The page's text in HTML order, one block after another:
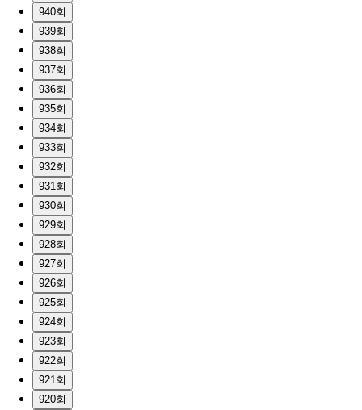
940회
939회
938회
937회
936회
935회
934회
933회
932회
931회
930회
929회
928회
927회
926회
925회
924회
923회
922회
921회
920회